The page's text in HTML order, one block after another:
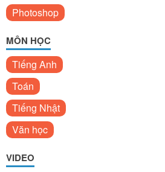
Photoshop
MÔN HỌC
Tiếng Anh
Toán
Tiếng Nhật
Văn học
VIDEO